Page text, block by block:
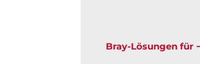
Bray-Lösungen für